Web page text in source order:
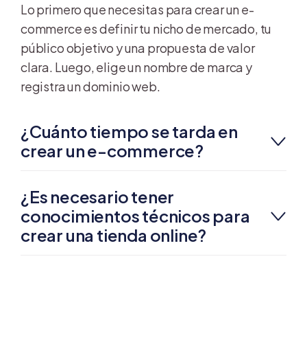
Lo primero que necesitas para crear un e-
commerce es definir tu nicho de mercado, tu
público objetivo y una propuesta de valor
clara. Luego, elige un nombre de marca y
registra un dominio web.
¿Cuánto tiempo se tarda en
crear un e-commerce?
¿Es necesario tener
conocimientos técnicos para
crear una tienda online?